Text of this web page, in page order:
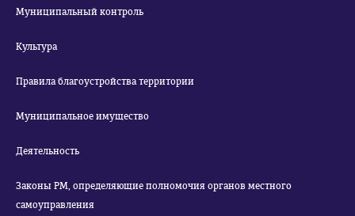
Муниципальный контроль
Культура
Правила благоустройства территории
Муниципальное имущество
Деятельность
Законы РМ, определяющие полномочия органов местного
самоуправления